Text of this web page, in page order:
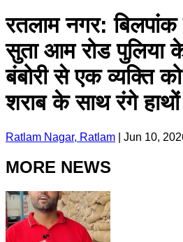
रतलाम नगर: बिलपांक
सुता आम रोड पुलिया
बंबोरी से एक व्यक्ति
शराब के साथ रंगे
Ratlam Nagar, Ratlam Jun 10,
MORE NEWS